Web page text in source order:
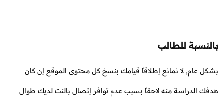
بالنسبة للطالب
بشكل عام, لا نمانع إطلاقاً قيامك بنسخ كل محتوى الموقع إن كان
هدفك الدراسة منه لاحقاً بسبب عدم توافر إتصال بالنت لديك طوال